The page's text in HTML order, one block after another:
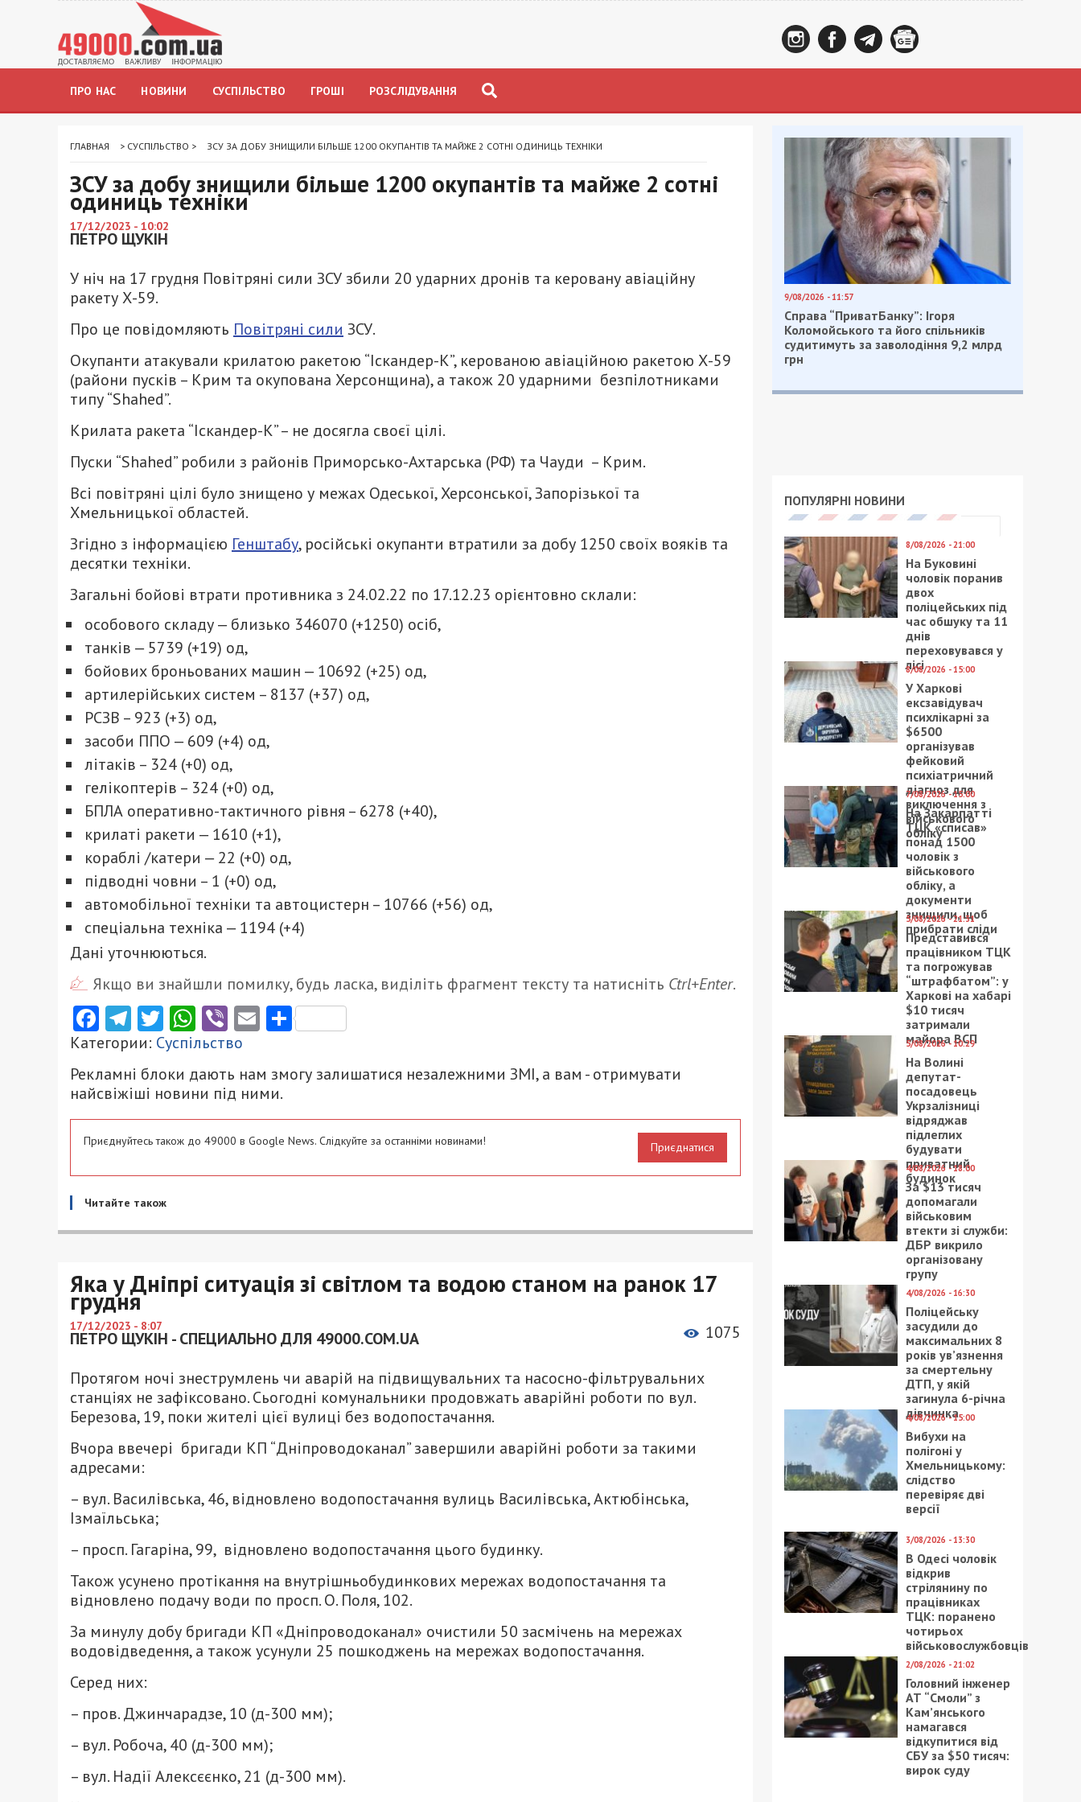
ПРО НАС НОВИНИ СУСПІЛЬСТВО ГРОШІ РОЗСЛІДУВАННЯ
ГЛАВНАЯ > СУСПІЛЬСТВО > ЗСУ ЗА ДОБУ ЗНИЩИЛИ БІЛЬШЕ 1200 ОКУПАНТІВ ТА МАЙЖЕ 2 СОТНІ ОДИНИЦЬ ТЕХНІКИ
ЗСУ за добу знищили більше 1200 окупантів та майже 2 сотні
одиниць техніки
17/12/2023 - 10:02
ПЕТРО ЩУКІН
У ніч на 17 грудня Повітряні сили ЗСУ збили 20 ударних дронів та керовану авіаційну
ракету Х-59.
Про це повідомляють Повітряні сили ЗСУ.
Окупанти атакували крилатою ракетою “Іскандер-К”, керованою авіаційною ракетою Х-59
(райони пусків – Крим та окупована Херсонщина), а також 20 ударними безпілотниками
типу “Shahed”.
Крилата ракета “Іскандер-К” – не досягла своєї цілі.
Пуски “Shahed” робили з районів Приморсько-Ахтарська (РФ) та Чауди – Крим.
Всі повітряні цілі було знищено у межах Одеської, Херсонської, Запорізької та
Хмельницької областей.
Згідно з інформацією Генштабу, російські окупанти втратили за добу 1250 своїх вояків та
десятки техніки.
Загальні бойові втрати противника з 24.02.22 по 17.12.23 орієнтовно склали:
особового складу ‒ близько 346070 (+1250) осіб,
танків ‒ 5739 (+19) од,
бойових броньованих машин ‒ 10692 (+25) од,
артилерійських систем – 8137 (+37) од,
РСЗВ – 923 (+3) од,
засоби ППО ‒ 609 (+4) од,
літаків – 324 (+0) од,
гелікоптерів – 324 (+0) од,
БПЛА оперативно-тактичного рівня – 6278 (+40),
крилаті ракети ‒ 1610 (+1),
кораблі /катери ‒ 22 (+0) од,
підводні човни – 1 (+0) од,
автомобільної техніки та автоцистерн – 10766 (+56) од,
спеціальна техніка ‒ 1194 (+4)
Дані уточнюються.
Якщо ви знайшли помилку, будь ласка, виділіть фрагмент тексту та натисніть Ctrl+Enter.
Facebook
Telegram
Twitter
WhatsApp
ViberEmailПоділитися
Категории: Суспільство
Рекламні блоки дають нам змогу залишатися незалежними ЗМІ, а вам - отримувати
найсвіжіші новини під ними.
Приєднуйтесь також до 49000 в Google News. Слідкуйте за останніми новинами! Приєднатися
Читайте також
Яка у Дніпрі ситуація зі світлом та водою станом на ранок 17
грудня
17/12/2023 - 8:07
ПЕТРО ЩУКІН - СПЕЦИАЛЬНО ДЛЯ 49000.COM.UA 1075
Протягом ночі знеструмлень чи аварій на підвищувальних та насосно-фільтрувальних
станціях не зафіксовано. Сьогодні комунальники продовжать аварійні роботи по вул.
Березова, 19, поки жителі цієї вулиці без водопостачання.
Вчора ввечері бригади КП “Дніпроводоканал” завершили аварійні роботи за такими
адресами:
– вул. Василівська, 46, відновлено водопостачання вулиць Василівська, Актюбінська,
Ізмаїльська;
– просп. Гагаріна, 99, відновлено водопостачання цього будинку.
Також усунено протікання на внутрішньобудинкових мережах водопостачання та
відновлено подачу води по просп. О. Поля, 102.
За минулу добу бригади КП «Дніпроводоканал» очистили 50 засмічень на мережах
водовідведення, а також усунули 25 пошкоджень на мережах водопостачання.
Серед них:
– пров. Джинчарадзе, 10 (д-300 мм);
– вул. Робоча, 40 (д-300 мм);
– вул. Надії Алексєєнко, 21 (д-300 мм).
9/08/2026 - 11:57
Справа “ПриватБанку”: Ігоря
Коломойського та його спільників
судитимуть за заволодіння 9,2 млрд
грн
ПОПУЛЯРНІ НОВИНИ
8/08/2026 - 21:00
На Буковині
чоловік поранив
двох
поліцейських під
час обшуку та 11
днів
переховувався у
лісі
8/08/2026 - 15:00
У Харкові
ексзавідувач
психлікарні за
$6500
організував
фейковий
психіатричний
діагноз для
виключення з
військового
обліку
7/08/2026 - 15:00
На Закарпатті
ТЦК «списав»
понад 1500
чоловік з
військового
обліку, а
документи
знищили, щоб
прибрати сліди
5/08/2026 - 21:31
Представився
працівником ТЦК
та погрожував
“штрафбатом”: у
Харкові на хабарі
$10 тисяч
затримали
майора ВСП
5/08/2026 - 10:29
На Волині
депутат-
посадовець
Укрзалізниці
відряджав
підлеглих
будувати
приватний
будинок
4/08/2026 - 18:00
За $13 тисяч
допомагали
військовим
втекти зі служби:
ДБР викрило
організовану
групу
4/08/2026 - 16:30
Поліцейську
засудили до
максимальних 8
років ув’язнення
за смертельну
ДТП, у якій
загинула 6-річна
дівчинка
4/08/2026 - 15:00
Вибухи на
полігоні у
Хмельницькому:
слідство
перевіряє дві
версії
3/08/2026 - 13:30
В Одесі чоловік
відкрив
стрілянину по
працівниках
ТЦК: поранено
чотирьох
військовослужбовців
2/08/2026 - 21:02
Головний інженер
АТ “Смоли” з
Кам’янського
намагався
відкупитися від
СБУ за $50 тисяч:
вирок суду